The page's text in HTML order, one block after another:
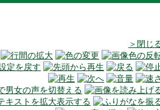
＞閉じ